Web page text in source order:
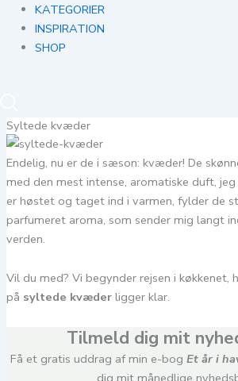
KATEGORIER
INSPIRATION
SHOP
Syltede kvæder
Endelig, nu er de i sæson: kvæder! De
med den mest intense, aromatiske duft, jeg
er høstet og taget ind i varmen, fylder de
parfumeret aroma, som sender mig langt
verden.
Vil du med? Vi begynder rejsen i køkkenet,
på syltede kvæderligger klar.
Tilmeld dig mit
Få et gratis uddrag af min e-bog Et år i